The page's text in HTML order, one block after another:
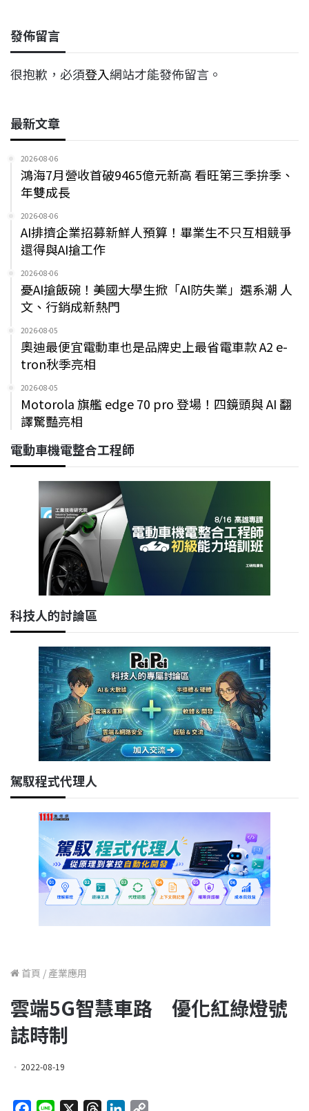
發佈留言
很抱歉，必須登入網站才能發佈留言。
最新文章
2026-08-06
鴻海7月營收首破9465億元新高 看旺第三季拚季、
年雙成長
2026-08-06
AI排擠企業招募新鮮人預算！畢業生不只互相競爭
還得與AI搶工作
2026-08-06
憂AI搶飯碗！美國大學生掀「AI防失業」選系潮 人
文、行銷成新熱門
2026-08-05
奧迪最便宜電動車也是品牌史上最省電車款 A2 e-
tron秋季亮相
2026-08-05
Motorola 旗艦 edge 70 pro 登場！四鏡頭與 AI 翻
譯驚豔亮相
電動車機電整合工程師
科技人的討論區
駕馭程式代理人